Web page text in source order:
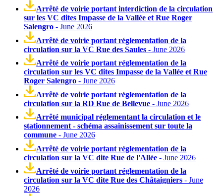
Arrêté de voirie portant interdiction de la circulation
sur les VC dites Impasse de la Vallée et Rue Roger
Salengro - June 2026
Arrêté de voirie portant réglementation de la
circulation sur la VC Rue des Saules - June 2026
Arrêté de voirie portant réglementation de la
circulation sur les VC dites Impasse de la Vallée et Rue
Roger Salengro - June 2026
Arrêté de voirie portant réglementation de la
circulation sur la RD Rue de Bellevue - June 2026
Arrêté municipal réglementant la circulation et le
stationnement - schéma assainissement sur toute la
commune - June 2026
Arrêté de voirie portant réglementation de la
circulation sur la VC dite Rue de l'Allée - June 2026
Arrêté de voirie portant réglementation de la
circulation sur la VC dite Rue des Châtaigniers - June
2026